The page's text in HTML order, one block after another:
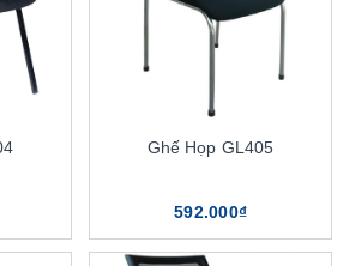
Ghế Họp GL405
592.000₫